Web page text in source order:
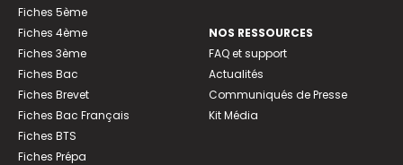
Fiches 5ème
Fiches 4ème
Fiches 3ème
Fiches Bac
Fiches Brevet
Fiches Bac Français
Fiches BTS
Fiches Prépa
NOS RESSOURCES
FAQ et support
Actualités
Communiqués de Presse
Kit Média